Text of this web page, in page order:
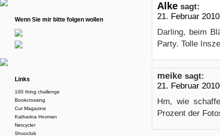
Alke sagt:
21. Februar
Darling, beim
Party. Tolle
meike sagt:
21. Februar
Hm, wie
Prozent der
Wenn Sie mir bitte folgen wollen
Links
100 thing challenge
Bookcrossing
Cut Magazine
Katharina Hovman
Netcycler
Shooclub